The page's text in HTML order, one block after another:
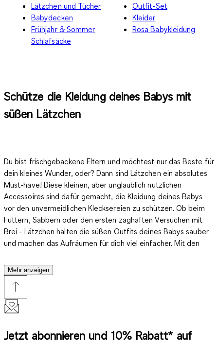
Lätzchen und Tücher
Babydecken
Frühjahr & Sommer
Schlafsäcke
Outfit-Set
Kleider
Rosa Babykleidung
Schütze die Kleidung deines Babys mit
süßen Lätzchen
Du bist frischgebackene Eltern und möchtest nur das Beste für
dein kleines Wunder, oder? Dann sind Lätzchen ein absolutes
Must-have! Diese kleinen, aber unglaublich nützlichen
Accessoires sind dafür gemacht, die Kleidung deines Babys
vor den unvermeidlichen Klecksereien zu schützen. Ob beim
Füttern, Sabbern oder den ersten zaghaften Versuchen mit
Brei - Lätzchen halten die süßen Outfits deines Babys sauber
und machen das Aufräumen für dich viel einfacher. Mit den
praktisch, sondern auch stylisch!
Lätzchen, die Komfort und Stil vereinen
Mehr anzeigen
Jetzt abonnieren und 10% Rabatt* auf